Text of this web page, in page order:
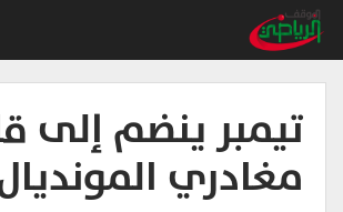
تيمبر ينضم إلى
مغادري المونديال